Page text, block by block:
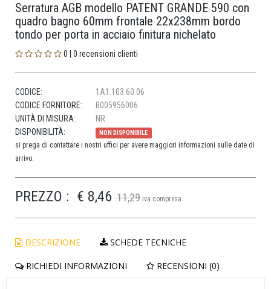
Serratura AGB modello PATENT GRANDE 590 con
quadro bagno 60mm frontale 22x238mm bordo
tondo per porta in acciaio finitura nichelato
0 | 0 recensioni clienti
CODICE:
1A1.103.60.06
CODICE FORNITORE:
B005956006
UNITÀ DI MISURA:
NR
DISPONIBILITÀ:
NON DISPONIBILE
si prega di contattare i nostri uffici per avere maggiori informazioni sulle date di
arrivo.
PREZZO : € 8,46 11,29 iva compresa
DESCRIZIONE SCHEDE TECNICHE
RICHIEDI INFORMAZIONI RECENSIONI (0)